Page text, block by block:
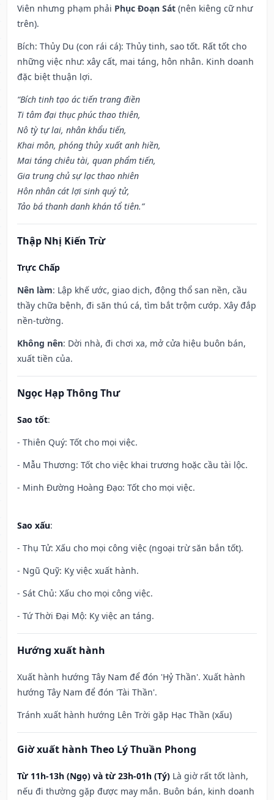
Viên nhưng phạm phải Phục Đoạn Sát (nên kiêng cữ như
trên).
Bích: Thủy Du (con rái cá): Thủy tinh, sao tốt. Rất tốt cho
những việc như: xây cất, mai táng, hôn nhân. Kinh doanh
đặc biệt thuận lợi.
“Bích tinh tạo ác tiến trang điền
Ti tâm đại thục phúc thao thiên,
Nô tỳ tự lai, nhân khẩu tiến,
Khai môn, phóng thủy xuất anh hiền,
Mai táng chiêu tài, quan phẩm tiến,
Gia trung chủ sự lạc thao nhiên
Hôn nhân cát lợi sinh quý tử,
Tảo bá thanh danh khán tổ tiên.”
Thập Nhị Kiến Trừ
Trực Chấp
Nên làm: Lập khế ước, giao dịch, động thổ san nền, cầu
thầy chữa bệnh, đi săn thú cá, tìm bắt trộm cướp. Xây đắp
nền-tường.
Không nên: Dời nhà, đi chơi xa, mở cửa hiệu buôn bán,
xuất tiền của.
Ngọc Hạp Thông Thư
Sao tốt:
- Thiên Quý: Tốt cho mọi việc.
- Mẫu Thương: Tốt cho việc khai trương hoặc cầu tài lộc.
- Minh Đường Hoàng Đạo: Tốt cho mọi việc.
Sao xấu:
- Thụ Tử: Xấu cho mọi công việc (ngoại trừ săn bắn tốt).
- Ngũ Quỹ: Kỵ việc xuất hành.
- Sát Chủ: Xấu cho mọi công việc.
- Tứ Thời Đại Mộ: Kỵ việc an táng.
Hướng xuất hành
Xuất hành hướng Tây Nam để đón 'Hỷ Thần'. Xuất hành
hướng Tây Nam để đón 'Tài Thần'.
Tránh xuất hành hướng Lên Trời gặp Hạc Thần (xấu)
Giờ xuất hành Theo Lý Thuần Phong
Từ 11h-13h (Ngọ) và từ 23h-01h (Tý) Là giờ rất tốt lành,
nếu đi thường gặp được may mắn. Buôn bán, kinh doanh